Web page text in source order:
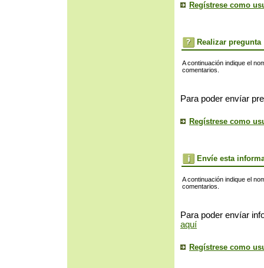
Regístrese como
Realizar pregunta
A continuación indique el
comentarios.
Para poder envíar
Regístrese como
Envíe esta
A continuación indique el
comentarios.
Para poder envíar
aquí
Regístrese como